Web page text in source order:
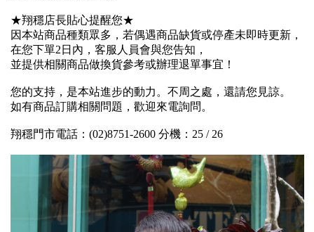
★翔穩店長貼心提醒您★
因本站商品種類眾多，若偶遇商品缺貨或停產未即時更新，
在您下單2日內，客服人員會與您告知，
並提供相關商品做換貨參考或辦理退單事宜！
您的支持，是本站進步的動力。不周之處，還請您見諒。
如有商品訂購相關問題，歡迎來電詢問。
翔穩門市電話：(02)8751-2600 分機：25 / 26